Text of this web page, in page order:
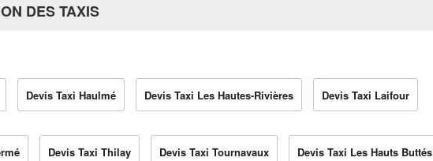
DES TAXIS
Devis Taxi Haulmé Devis Taxi Les Hautes-Rivières Devis Taxi Laifour
Devis Taxi Thilay Devis Taxi Tournavaux Devis Taxi Les Hauts Buttés